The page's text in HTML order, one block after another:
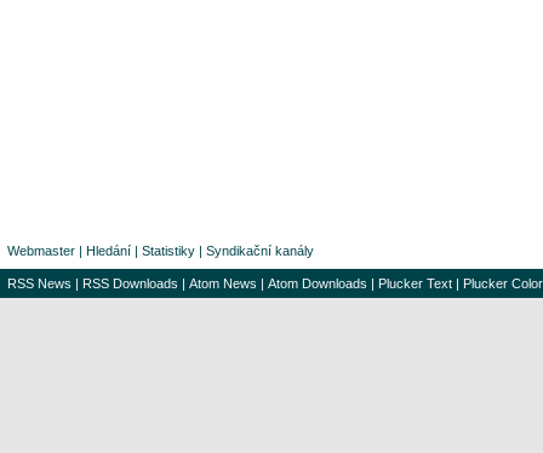
Webmaster | Hledání | Statistiky | Syndikační kanály
RSS News | RSS Downloads | Atom News | Atom Downloads | Plucker Text | Plucker Color